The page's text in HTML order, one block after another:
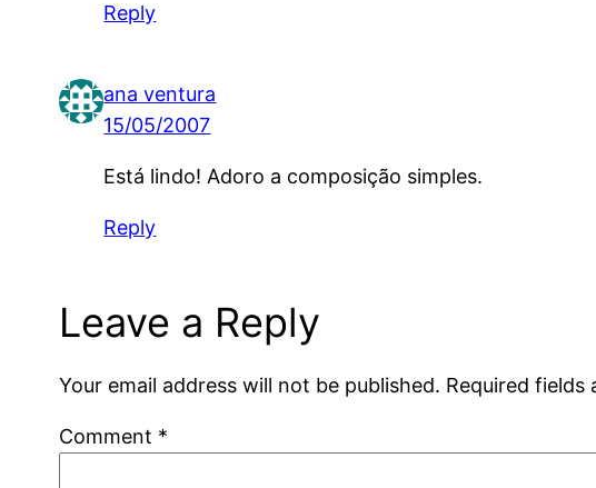
Reply
ana ventura
15/05/2007
Está lindo! Adoro a composição simples.
Reply
Leave a Reply
Your email address will not be published. Required fields
Comment *